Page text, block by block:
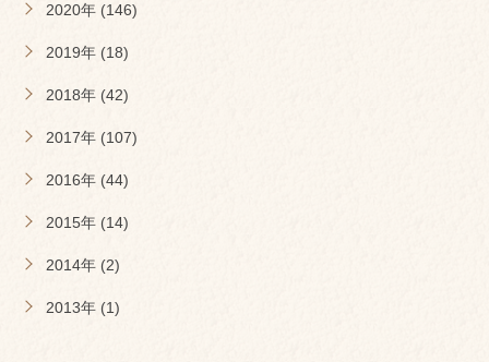
2020年 (146)
2019年 (18)
2018年 (42)
2017年 (107)
2016年 (44)
2015年 (14)
2014年 (2)
2013年 (1)